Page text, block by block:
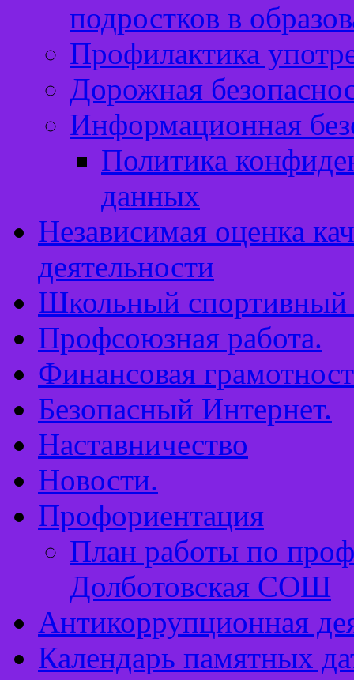
подростков в
Профилактика
Дорожная
Информационная
Политика
данных
Независимая оценка
деятельности
Школьный спортивный
Профсоюзная работа.
Финансовая
Безопасный Интернет.
Наставничество
Новости.
Профориентация
План работы по
Долботовская СОШ
Антикоррупционная
Календарь памятных